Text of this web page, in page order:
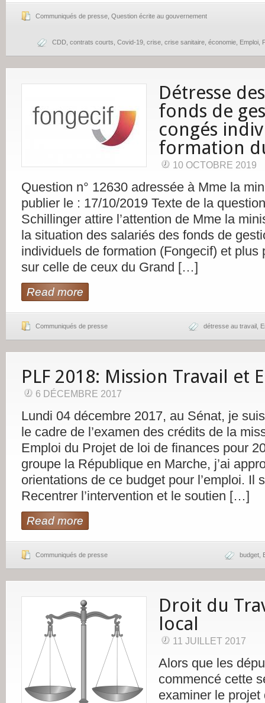
Communiqués de presse Question écrite au gouvernement
CDD contrats courts Covid-19 crise crise sanitaire économie Emploi
Détresse
fonds de
congés
formation
10 OCTOBRE 2019
Question n° 12630 adressée à Mme la
publier le : 17/10/2019 Texte de la
Schillinger attire l’attention de Mme la
la situation des salariés des fonds de
individuels de formation (Fongecif) et plus
sur celle de ceux du Grand […]
Read more
Communiqués de presse détresse au travail
PLF 2018: Mission Travail et
6 DÉCEMBRE 2017
Lundi 04 décembre 2017, au Sénat, je
le cadre de l’examen des crédits de la
Emploi du Projet de loi de finances pour
groupe la République en Marche, j’ai
orientations de ce budget pour l’emploi. Il
Recentrer l’intervention et le soutien […]
Read more
Communiqués de presse budget
Droit du
local
11 JUILLET 2017
Alors que les
commencé cette
examiner le projet